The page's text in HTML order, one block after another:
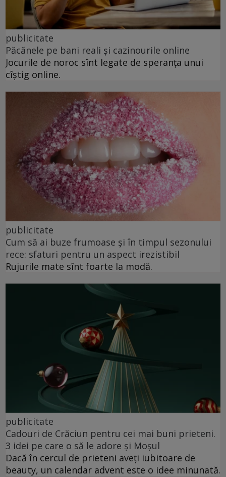
publicitate
Păcănele pe bani reali și cazinourile online
Jocurile de noroc sînt legate de speranța unui
cîștig online.
publicitate
Cum să ai buze frumoase şi în timpul sezonului
rece: sfaturi pentru un aspect irezistibil
Rujurile mate sînt foarte la modă.
publicitate
Cadouri de Crăciun pentru cei mai buni prieteni.
3 idei pe care o să le adore și Moșul
Dacă în cercul de prieteni aveți iubitoare de
beauty, un calendar advent este o idee minunată.